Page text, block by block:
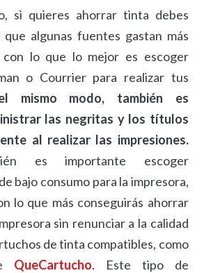
si quieres ahorrar tinta debes
algunas fuentes gastan más
lo que lo mejor es escoger
o Courrier para realizar tus
mismo modo, también es
las negritas y los títulos
al realizar las impresiones.
es importante escoger
bajo consumo para la impresora,
lo que más conseguirás ahorrar
sin renunciar a la calidad
de tinta compatibles, como
QueCartucho. Este tipo de